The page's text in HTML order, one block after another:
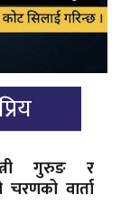
गुरुङ र
चरणको वार्ता